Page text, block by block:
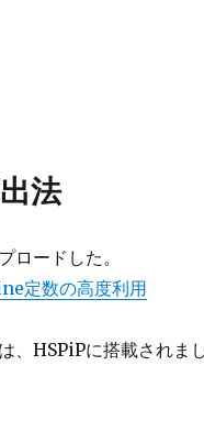
法
ロードした。
定数の高度利用
HSPiPに搭載されま